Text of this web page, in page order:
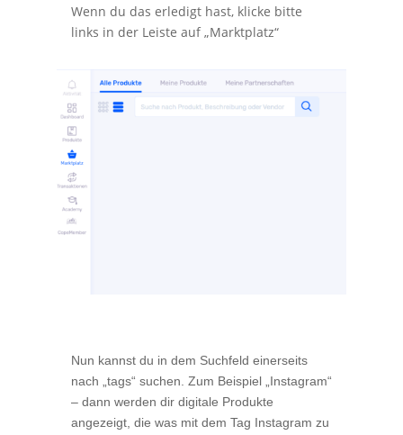
Wenn du das erledigt hast, klicke bitte
links in der Leiste auf „Marktplatz“
Nun kannst du in dem Suchfeld einerseits
nach „tags“ suchen. Zum Beispiel „Instagram“
– dann werden dir digitale Produkte
angezeigt, die was mit dem Tag Instagram zu